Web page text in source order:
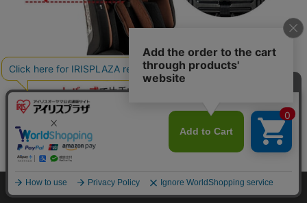
HOME 探す ログイン お気に入り お知らせ